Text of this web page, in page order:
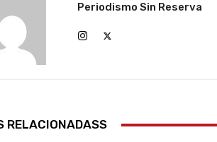
Periodismo Sin Reserva
RELACIONADASS